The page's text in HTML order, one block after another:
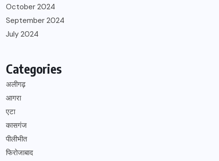
October 2024
September 2024
July 2024
Categories
अलीगढ़
आगरा
एटा
कासगंज
पीलीभीत
फिरोजाबाद